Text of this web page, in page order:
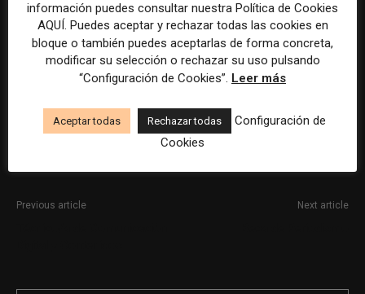
La selección y el tratamiento de la información de estas
ofertas se ha realizado con la asistencia de herramientas
humana.
Previous article Next article
información puedes consultar nuestra Política de Cookies
AQUÍ. Puedes aceptar y rechazar todas las cookies en
bloque o también puedes aceptarlas de forma concreta,
modificar su selección o rechazar su uso pulsando
“Configuración de Cookies”. Leer más
Aceptar todas Rechazar todas
Configuración de
Cookies